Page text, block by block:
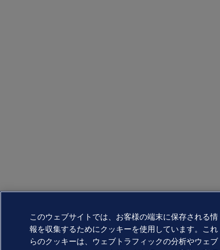
このウェブサイトでは、お客様の端末に保存される情
報を収集するためにクッキーを使用しています。これ
らのクッキーは、ウェブトラフィックの分析やウェブ